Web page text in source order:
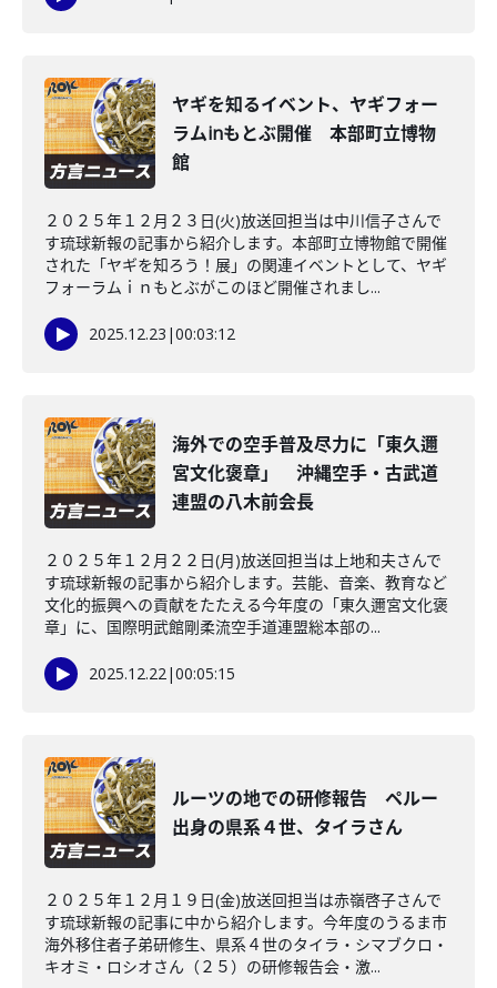
ヤギを知るイベント、ヤギフォー
ラムinもとぶ開催 本部町立博物
館
２０２５年１２月２３日(火)放送回担当は中川信子さんで
す琉球新報の記事から紹介します。本部町立博物館で開催
された「ヤギを知ろう！展」の関連イベントとして、ヤギ
フォーラムｉｎもとぶがこのほど開催されまし...
2025.12.23 |00:03:12
海外での空手普及尽力に「東久邇
宮文化褒章」 沖縄空手・古武道
連盟の八木前会長
２０２５年１２月２２日(月)放送回担当は上地和夫さんで
す琉球新報の記事から紹介します。芸能、音楽、教育など
文化的振興への貢献をたたえる今年度の「東久邇宮文化褒
章」に、国際明武館剛柔流空手道連盟総本部の...
2025.12.22|00:05:15
ルーツの地での研修報告 ペルー
出身の県系４世、タイラさん
２０２５年１２月１９日(金)放送回担当は赤嶺啓子さんで
す琉球新報の記事に中から紹介します。今年度のうるま市
海外移住者子弟研修生、県系４世のタイラ・シマブクロ・
キオミ・ロシオさん（２５）の研修報告会・激...